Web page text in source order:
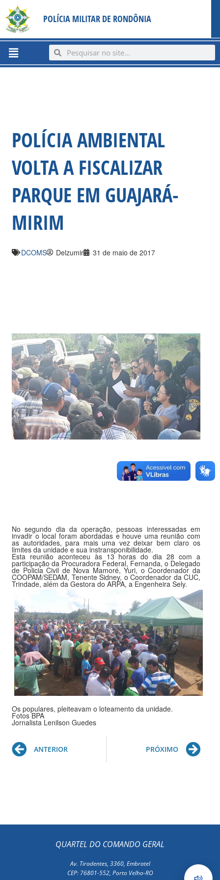
content
para
conteúdo
POLÍCIA MILITAR DE RONDÔNIA
Menu SearchSearch
POLÍCIA AMBIENTAL
VOLTA A FISCALIZAR
PARQUE EM GUAJARÁ-
MIRIM
DCOMS Delzumir 31 de maio de 2017
No segundo dia da operação, pessoas interessadas em
invadir o local foram abordadas e houve uma reunião com
as autoridades, para mais uma vez deixar bem claro os
limites da unidade e sua instransponibilidade.
Esta reunião aconteceu às 13 horas do dia 28 com a
participação da Procuradora Federal, Fernanda, o Delegado
de Policia Civil de Nova Mamoré, Yuri, o Coordenador da
COOPAM/SEDAM, Tenente Sidney, o Coordenador da CUC,
Trindade, além da Gestora do ARPA, a Engenheira Sely.
Os populares, pleiteavam o loteamento da unidade.
Fotos BPA
Jornalista Lenilson Guedes
Prev
ANTERIOR PRÓXIMO
QUARTEL DO COMANDO GERAL
Av. Tiradentes, 3360, Embratel
CEP: 76801-552, Porto Velho-RO